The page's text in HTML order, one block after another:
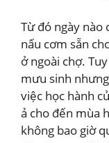
Từ đó ngày nào
nấu cơm sẵn
ở ngoài chợ.
mưu sinh
việc học hành
ả cho đến mùa
không bao giờ